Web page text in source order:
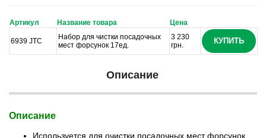
Артикул Название товара Цена
6939 JTC
Набор для чистки посадочных
мест форсунок 17ед.
3 230
грн.
КУПИТЬ
Описание
Описание
Используется для очистки посадочных мест форсунок